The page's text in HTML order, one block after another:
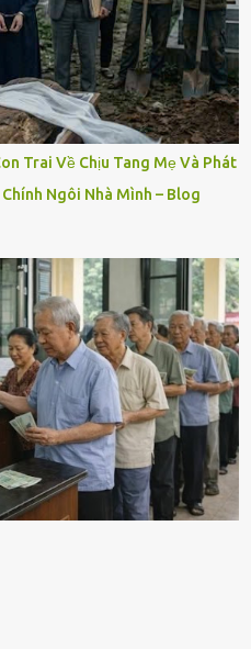
Trai Về Chịu Tang Mẹ Và Phát
Ngôi Nhà Mình – Blog